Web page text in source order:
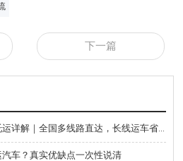
下一篇
中车物流12306 火车汽车托运详解｜全国多线路直达，长线运车省心方案
车？真实优缺点一次性说清